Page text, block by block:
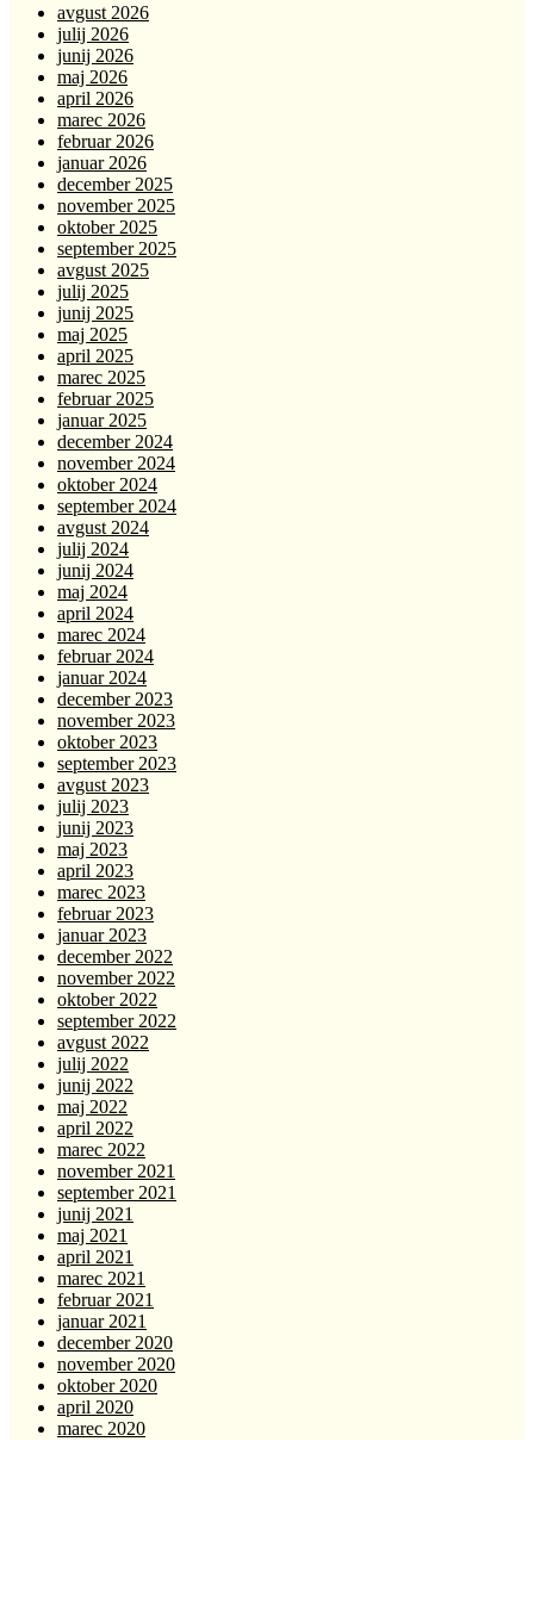
avgust 2026
julij 2026
junij 2026
maj 2026
april 2026
marec 2026
februar 2026
januar 2026
december 2025
november 2025
oktober 2025
september 2025
avgust 2025
julij 2025
junij 2025
maj 2025
april 2025
marec 2025
februar 2025
januar 2025
december 2024
november 2024
oktober 2024
september 2024
avgust 2024
julij 2024
junij 2024
maj 2024
april 2024
marec 2024
februar 2024
januar 2024
december 2023
november 2023
oktober 2023
september 2023
avgust 2023
julij 2023
junij 2023
maj 2023
april 2023
marec 2023
februar 2023
januar 2023
december 2022
november 2022
oktober 2022
september 2022
avgust 2022
julij 2022
junij 2022
maj 2022
april 2022
marec 2022
november 2021
september 2021
junij 2021
maj 2021
april 2021
marec 2021
februar 2021
januar 2021
december 2020
november 2020
oktober 2020
april 2020
marec 2020